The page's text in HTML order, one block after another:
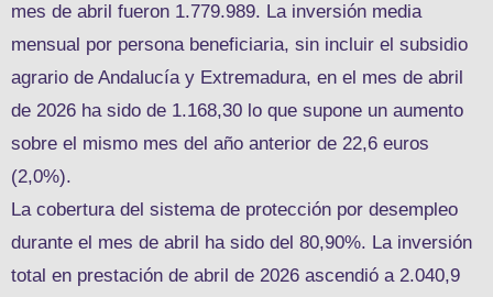
mes de abril fueron 1.779.989. La inversión media
mensual por persona beneficiaria, sin incluir el subsidio
agrario de Andalucía y Extremadura, en el mes de abril
de 2026 ha sido de 1.168,30 lo que supone un aumento
sobre el mismo mes del año anterior de 22,6 euros
(2,0%).
La cobertura del sistema de protección por desempleo
durante el mes de abril ha sido del 80,90%. La inversión
total en prestación de abril de 2026 ascendió a 2.040,9